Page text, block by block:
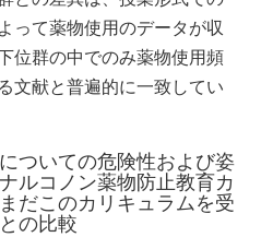
って薬物使用のデータが収
位群の中でのみ薬物使用頻
文献と普遍的に一致してい
ついての危険性および姿
ルコノン薬物防止教育カ
だこのカリキュラムを受
の比較